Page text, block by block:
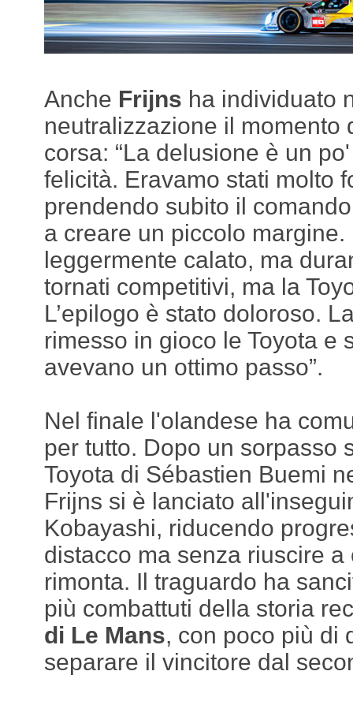
Anche Frijns ha individuato
neutralizzazione il momento
corsa: “La delusione è un
felicità. Eravamo stati molto
prendendo subito il
a creare un piccolo
leggermente calato, ma
tornati competitivi, ma la
L’epilogo è stato doloroso.
rimesso in gioco le Toyota e
avevano un ottimo passo”.
Nel finale l'olandese ha
per tutto. Dopo un sorpasso
Toyota di Sébastien Buemi
Frijns si è lanciato
Kobayashi, riducendo
distacco ma senza riuscire a
rimonta. Il traguardo ha
più combattuti della storia
di Le Mans, con poco più di
separare il vincitore dal